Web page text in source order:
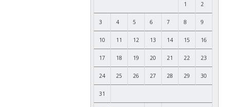
1 2
3 4 5 6 7 8 9
10 11 12 13 14 15 16
17 18 19 20 21 22 23
24 25 26 27 28 29 30
31